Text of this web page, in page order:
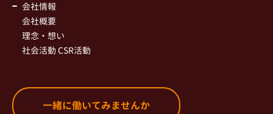
会社情報
会社概要
理念・想い
社会活動 CSR活動
一緒に働いてみませんか